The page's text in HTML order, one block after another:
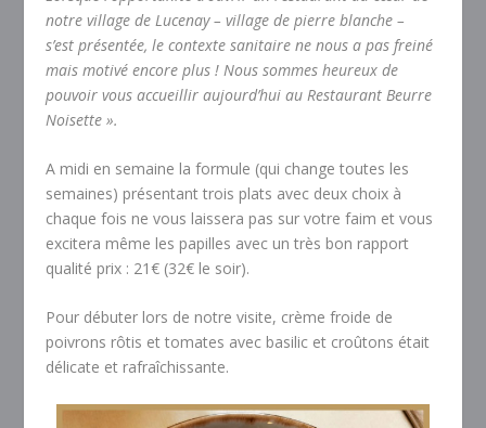
notre village de Lucenay – village de pierre blanche –
s’est présentée, le contexte sanitaire ne nous a pas freiné
mais motivé encore plus ! Nous sommes heureux de
pouvoir vous accueillir aujourd’hui au Restaurant Beurre
Noisette ».
A midi en semaine la formule (qui change toutes les
semaines) présentant trois plats avec deux choix à
chaque fois ne vous laissera pas sur votre faim et vous
excitera même les papilles avec un très bon rapport
qualité prix : 21€ (32€ le soir).
Pour débuter lors de notre visite, crème froide de
poivrons rôtis et tomates avec basilic et croûtons était
délicate et rafraîchissante.